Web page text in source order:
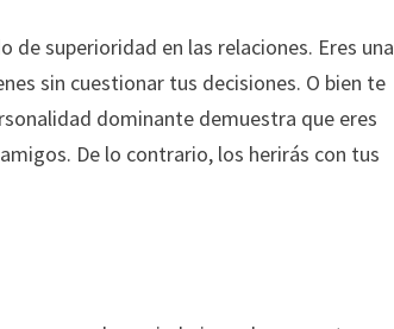
superioridad en las relaciones. Eres una
sin cuestionar tus decisiones. O bien te
dominante demuestra que eres
De lo contrario, los herirás con tus